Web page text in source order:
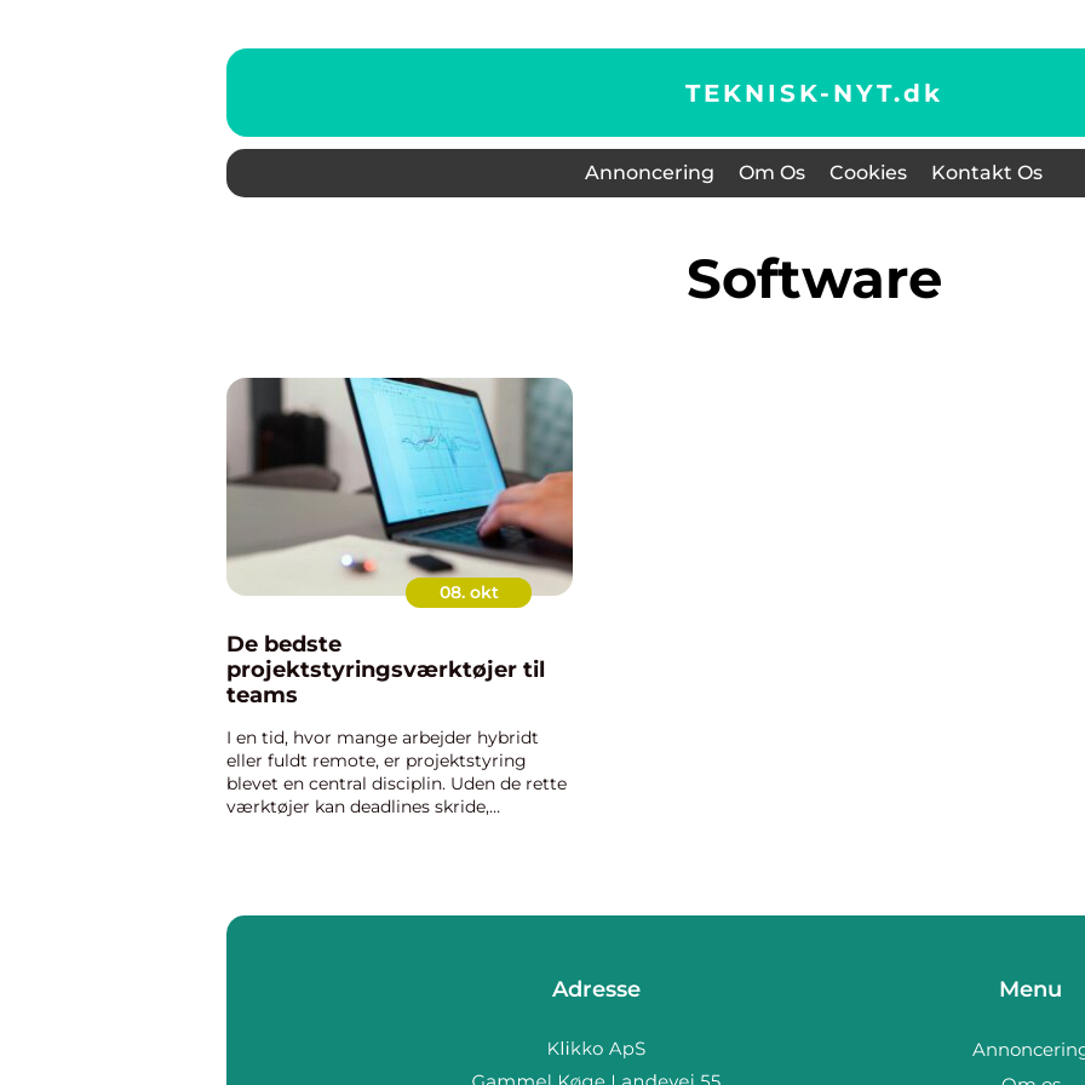
TEKNISK-NYT.dk
Annoncering Om Os Cookies Kontakt Os
Software
08. okt
De bedste
projektstyringsværktøjer til
teams
I en tid, hvor mange arbejder hybridt
eller fuldt remote, er projektstyring
blevet en central disciplin. Uden de rette
værktøjer kan deadlines skride,
Adresse Menu